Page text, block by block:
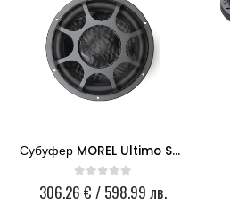
Субуфер MOREL Ultimo SC 124-4 OHM Morel 12
0 out of 5
306.26€ / 598.99 лв.